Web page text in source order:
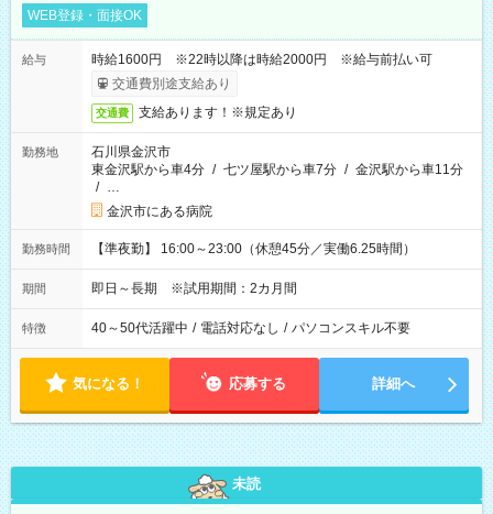
WEB登録・面接OK
給与
時給1600円 ※22時以降は時給2000円 ※給与前払い可
交通費別途支給あり
交通費 支給あります！※規定あり
勤務地
石川県金沢市
東金沢駅から車4分 / 七ツ屋駅から車7分 / 金沢駅から車11分
/ …
金沢市にある病院
勤務時間 【準夜勤】 16:00～23:00（休憩45分／実働6.25時間）
期間 即日～長期 ※試用期間：2カ月間
特徴 40～50代活躍中 / 電話対応なし / パソコンスキル不要
気になる！ 応募する 詳細へ
未読